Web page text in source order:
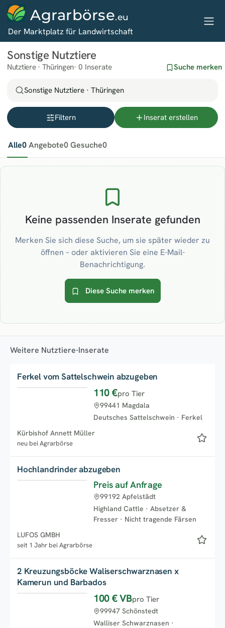
Agrarbörse.eu
Der Marktplatz für Landwirtschaft
Sonstige Nutztiere
Nutztiere · Thüringen 0 Inserate Suche merken
Sonstige Nutztiere · Thüringen
Filtern Inserat erstellen
Alle0Angebote0Gesuche0
Keine passenden Inserate gefunden
Merken Sie sich diese Suche, um sie später wieder zu
öffnen – oder aktivieren Sie eine E-Mail-
Benachrichtigung.
Diese Suche merken
Weitere Nutztiere-Inserate
Ferkel vom Sattelschwein abzugeben
110 €pro Tier
Deutsches Sattelschwein · Ferkel
99441 Magdala
Kürbishof Annett Müller
neu bei Agrarbörse
Hochlandrinder abzugeben
Preis auf Anfrage
Highland Cattle · Absetzer &
Fresser · Nicht tragende Färsen
99192 Apfelstädt
LUFOS GMBH
seit 1 Jahr bei Agrarbörse
2 Kreuzungsböcke Waliserschwarznasen x
Kamerun und Barbados
100 €VBpro Tier
Walliser Schwarznasen ·
99947 Schönstedt